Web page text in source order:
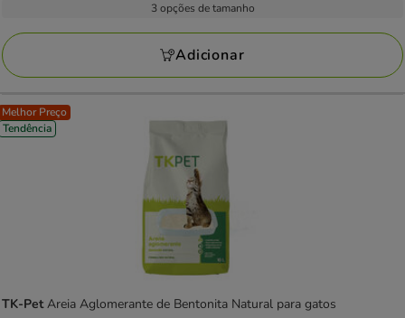
23
avaliações
a
144.99€
3 opções de tamanho
Adicionar
Melhor Preço
Tendência
TK-PetAreia Aglomerante de Bentonita Natural para gatos